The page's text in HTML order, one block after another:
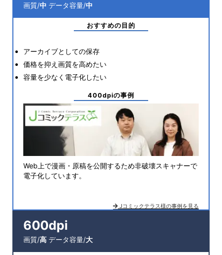
画質/中 データ容量/中
おすすめの目的
アーカイブとしての保存
価格を抑え画質を高めたい
容量を少なく電子化したい
400dpiの事例
Web上で漫画・原稿を公開するため非破壊スキャナーで
電子化しています。
Jコミックテラス様の事例を見る
600dpi
画質/高 データ容量/大